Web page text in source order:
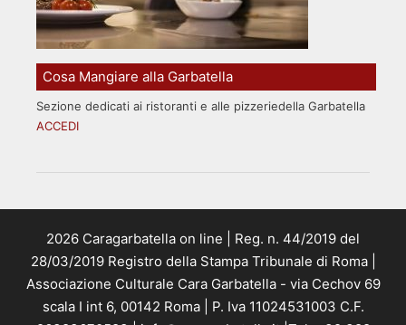
Cosa Mangiare alla Garbatella
Sezione dedicati ai ristoranti e alle pizzeriedella Garbatella
ACCEDI
2026 Caragarbatella on line | Reg. n. 44/2019 del
28/03/2019 Registro della Stampa Tribunale di Roma |
Associazione Culturale Cara Garbatella - via Cechov 69
scala I int 6, 00142 Roma | P. Iva 11024531003 C.F.